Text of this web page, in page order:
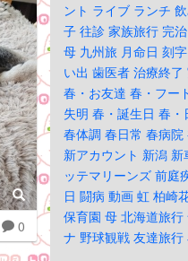
0
ント ライブ ランチ
子 往診 家族旅行 完治
母 九州旅 月命日 刻字
い出 歯医者 治療終了
春・お友達 春・フー
失明 春・誕生日 春・
春体調 春日常 春病院
新アカウント 新潟 新
ッテマリーンズ 前庭
日 闘病 動画 虹 柏崎
保育園 母 北海道旅行
ナ 野球観戦 友達旅行